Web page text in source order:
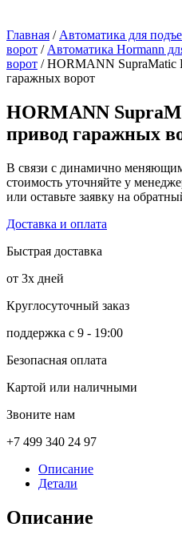
Главная / Автоматика для
ворот / Автоматика Hormann
ворот / HORMANN SupraMatic
гаражных ворот
HORMANN
привод гаражных
В связи с динамично
стоимость уточняйте у
или оставьте заявку на
Доставка и оплата
Быстрая доставка
от 3х дней
Круглосуточный заказ
поддержка с 9 - 19:00
Безопасная оплата
Картой или наличными
Звоните нам
+7 499 340 24 97
Описание
Детали
Описание